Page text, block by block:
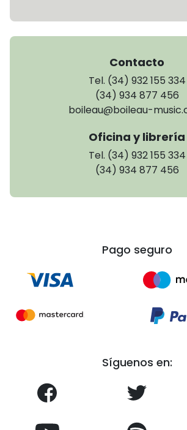
Contacto
Tel. (34) 932 155 334
(34) 934 877 456
boileau@boileau-
Oficina y librería
Tel. (34) 932 155 334
(34) 934 877 456
Pago seguro
Síguenos en: